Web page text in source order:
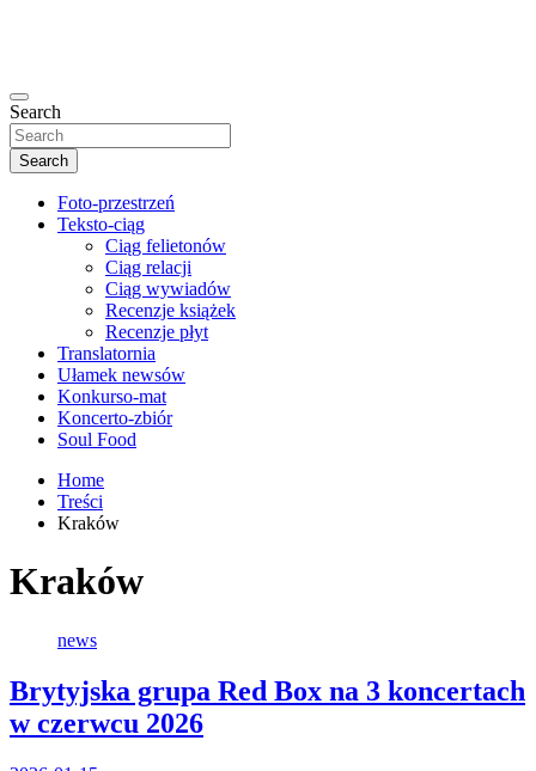
Search
Search
Foto-przestrzeń
Teksto-ciąg
Ciąg felietonów
Ciąg relacji
Ciąg wywiadów
Recenzje książek
Recenzje płyt
Translatornia
Ułamek newsów
Konkurso-mat
Koncerto-zbiór
Soul Food
Home
Treści
Kraków
Kraków
news
Brytyjska grupa Red Box na 3 koncertach
w czerwcu 2026